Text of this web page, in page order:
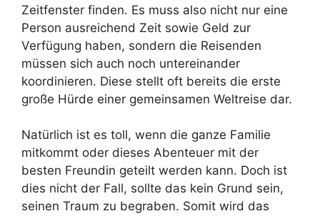
Zeitfenster finden. Es muss also nicht nur eine
Person ausreichend Zeit sowie Geld zur
Verfügung haben, sondern die Reisenden
müssen sich auch noch untereinander
koordinieren. Diese stellt oft bereits die erste
große Hürde einer gemeinsamen Weltreise dar.
Natürlich ist es toll, wenn die ganze Familie
mitkommt oder dieses Abenteuer mit der
besten Freundin geteilt werden kann. Doch ist
dies nicht der Fall, sollte das kein Grund sein,
seinen Traum zu begraben. Somit wird das